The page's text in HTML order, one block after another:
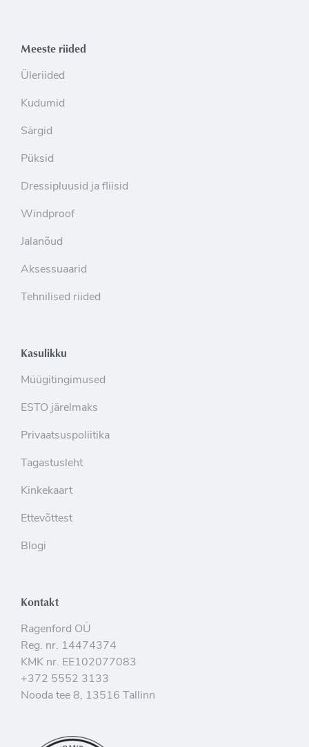
Meeste riided
Üleriided
Kudumid
Särgid
Püksid
Dressipluusid ja fliisid
Windproof
Jalanõud
Aksessuaarid
Tehnilised riided
Kasulikku
Müügitingimused
ESTO järelmaks
Privaatsuspoliitika
Tagastusleht
Kinkekaart
Ettevõttest
Blogi
Kontakt
Ragenford OÜ
Reg. nr. 14474374
KMK nr. EE102077083
+372 5552 3133
Nooda tee 8, 13516 Tallinn